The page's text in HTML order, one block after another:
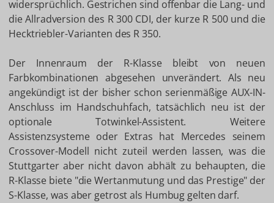
widersprüchlich. Gestrichen sind offenbar die Lang- und
die Allradversion des R 300 CDI, der kurze R 500 und die
Hecktriebler-Varianten des R 350.
Der Innenraum der R-Klasse bleibt von neuen
Farbkombinationen abgesehen unverändert. Als neu
angekündigt ist der bisher schon serienmäßige AUX-IN-
Anschluss im Handschuhfach, tatsächlich neu ist der
optionale Totwinkel-Assistent. Weitere
Assistenzsysteme oder Extras hat Mercedes seinem
Crossover-Modell nicht zuteil werden lassen, was die
Stuttgarter aber nicht davon abhält zu behaupten, die
R-Klasse biete "die Wertanmutung und das Prestige" der
S-Klasse, was aber getrost als Humbug gelten darf.